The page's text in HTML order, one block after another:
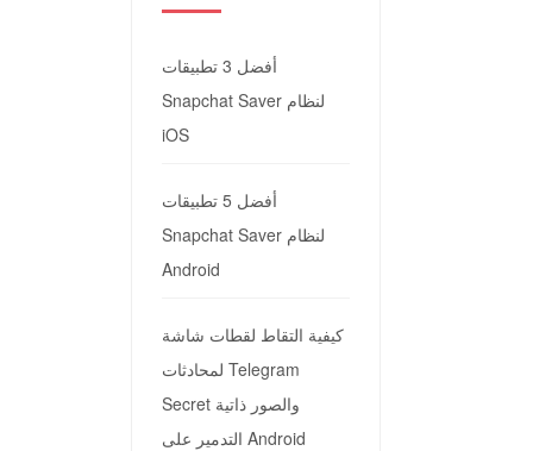
أفضل 3 تطبيقات
Snapchat Saver لنظام
iOS
أفضل 5 تطبيقات
Snapchat Saver لنظام
Android
كيفية التقاط لقطات شاشة
لمحادثات Telegram
Secret والصور ذاتية
التدمير على Android